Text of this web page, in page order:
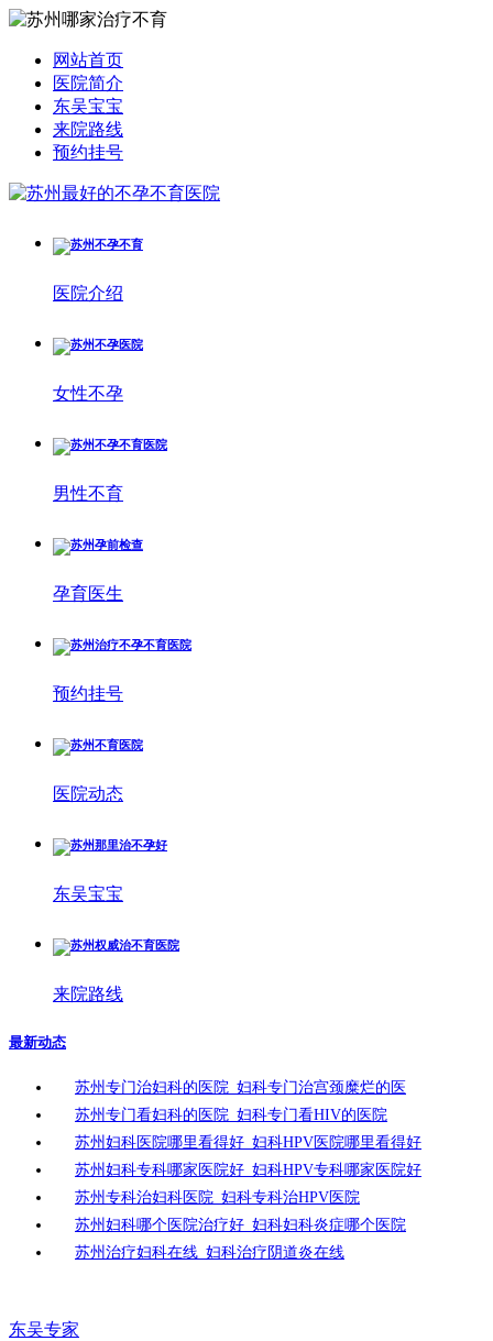
网站首页
医院简介
东吴宝宝
来院路线
预约挂号
医院介绍
女性不孕
男性不育
孕育医生
预约挂号
医院动态
东吴宝宝
来院路线
最新动态
苏州专门治妇科的医院_妇科专门治宫颈糜烂的医
苏州专门看妇科的医院_妇科专门看HIV的医院
苏州妇科医院哪里看得好_妇科HPV医院哪里看得好
苏州妇科专科哪家医院好_妇科HPV专科哪家医院好
苏州专科治妇科医院_妇科专科治HPV医院
苏州妇科哪个医院治疗好_妇科妇科炎症哪个医院
苏州治疗妇科在线_妇科治疗阴道炎在线
东吴专家